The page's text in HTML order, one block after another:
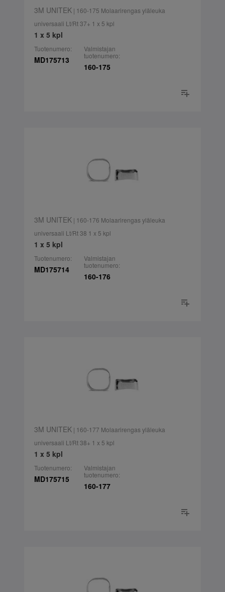
3M UNITEK| 160-175 Molaarirengas yläleuka
universaali Lt/Rt 37+ 1 x 5 kpl
1 x 5 kpl
Tuotenumero:
MD175713
Valmistajan
tuotenumero:
160-175
3M UNITEK| 160-176 Molaarirengas yläleuka
universaali Lt/Rt 38 1 x 5 kpl
1 x 5 kpl
Tuotenumero:
MD175714
Valmistajan
tuotenumero:
160-176
3M UNITEK| 160-177 Molaarirengas yläleuka
universaali Lt/Rt 38+ 1 x 5 kpl
1 x 5 kpl
Tuotenumero:
MD175715
Valmistajan
tuotenumero:
160-177